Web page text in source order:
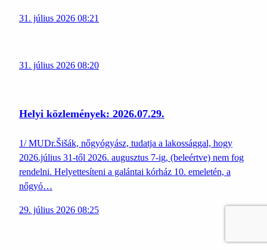
31. július 2026 08:21
31. július 2026 08:20
Helyi közlemények: 2026.07.29.
1/ MUDr.Šišák, nőgyógyász, tudatja a lakossággal, hogy
2026.július 31-től 2026. augusztus 7-ig, (beleértve) nem fog
rendelni. Helyettesíteni a galántai kórház 10. emeletén, a
nőgyó…
29. július 2026 08:25